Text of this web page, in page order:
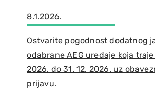
8.1.2026.
Ostvarite pogodnost dodatnog
odabrane AEG uređaje koja traje
2026. do 31. 12. 2026. uz
prijavu.